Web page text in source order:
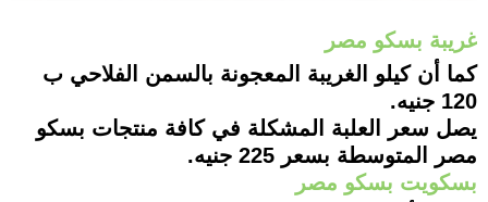
غريبة بسكو مصر
كما أن كيلو الغريبة المعجونة بالسمن الفلاحي ب
120 جنيه.
يصل سعر العلبة المشكلة في كافة منتجات بسكو
مصر المتوسطة بسعر 225 جنيه.
بسكويت بسكو مصر